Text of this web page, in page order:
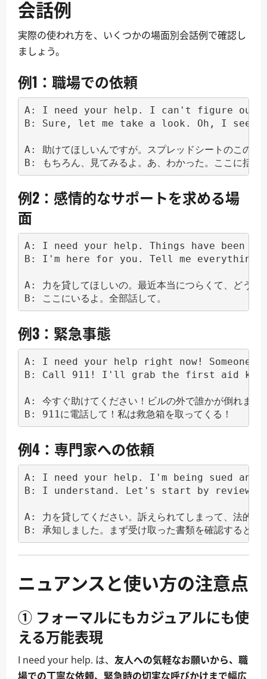
会話例
実際の使われ方を、いくつかの場面別会話例で確認し
ましょう。
例1：職場での依頼
A: I need your help. I can't figure out
B: Sure, let me take a look. Oh, I see
A: 助けてほしいんですが。スプレッドシートのこの数
例2：感情的なサポートを求める場
面
A: I need your help. Things have been
B: I'm here for you. Tell me everything.
A: 力を貸してほしいの。最近本当につらくて、どうす
例3：緊急事態
A: I need your help right now! Someone
B: Call 911! I'll grab the first aid
A: 今すぐ助けてください！ビルの外で誰かが倒れまし
例4：専門家への依頼
A: I need your help. I'm being sued
B: I understand. Let's start by reviewing
A: 力を貸してください。訴えられてしまって、法的に
ニュアンスと使い方の注意点
① フォーマルにもカジュアルにも使
える万能表現
I need your help. は、 友人への気軽なお願いから、職
場での丁寧な依頼、緊急時の切実な呼びかけまで幅広